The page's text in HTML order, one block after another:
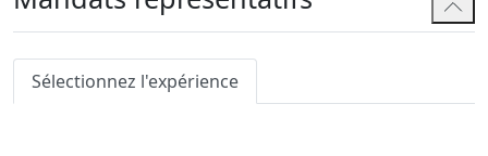
produits pharmaceutiques.
de l’Ontario, la Cour suprême du Canada et la
Commission des valeurs mobilières de l’Ontario. Son
Sélectionnez l'expérience